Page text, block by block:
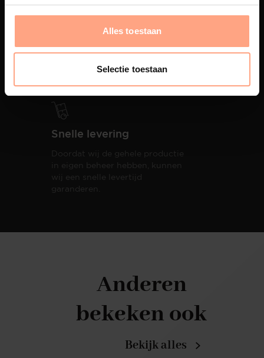
Alles toestaan
Selectie toestaan
Interieur inrichting
PUUUR biedt volledige
totale woonbeleving.
Snelle levering
Doordat wij de gehele productie
in eigen beheer hebben, kunnen
wij een snelle levertijd
garanderen.
Anderen
bekeken ook
Bekijk alles